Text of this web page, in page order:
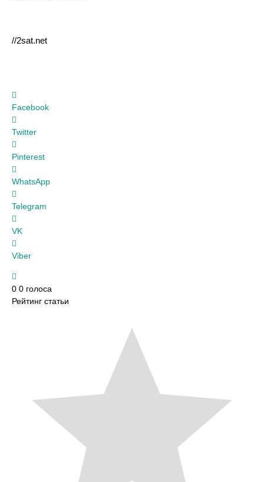
//2sat.net
Facebook
Twitter
Pinterest
WhatsApp
Telegram
VK
Viber
0 0 голоса
Рейтинг статьи